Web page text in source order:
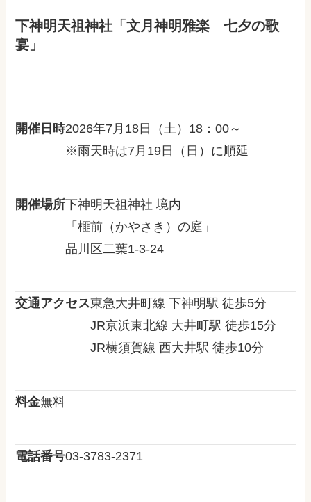
下神明天祖神社「文月神明雅楽 七夕の歌
宴」
開催日時2026年7月18日（土）18：00～
※雨天時は7月19日（日）に順延
開催場所下神明天祖神社 境内
「榧前（かやさき）の庭」
品川区二葉1-3-24
交通アクセス東急大井町線 下神明駅 徒歩5分
JR京浜東北線 大井町駅 徒歩15分
JR横須賀線 西大井駅 徒歩10分
料金無料
電話番号03-3783-2371